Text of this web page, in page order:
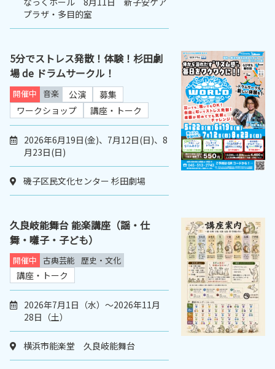
プラザ・多目的室
5分でストレス発散！体験！杉田劇
場 de ドラムサークル！
開催中 音楽 公演
募集
ワークショップ
講座・トーク
2026年6月19日(金)、7月12日(日)、8
月23日(日)
磯子区民文化センター 杉田劇場
久良岐能舞台 能楽講座（謡・仕
舞・囃子・子ども）
開催中 古典芸能 歴史・文化
講座・トーク
2026年7月1日（水）～2026年11月
28日（土）
横浜市能楽堂 久良岐能舞台